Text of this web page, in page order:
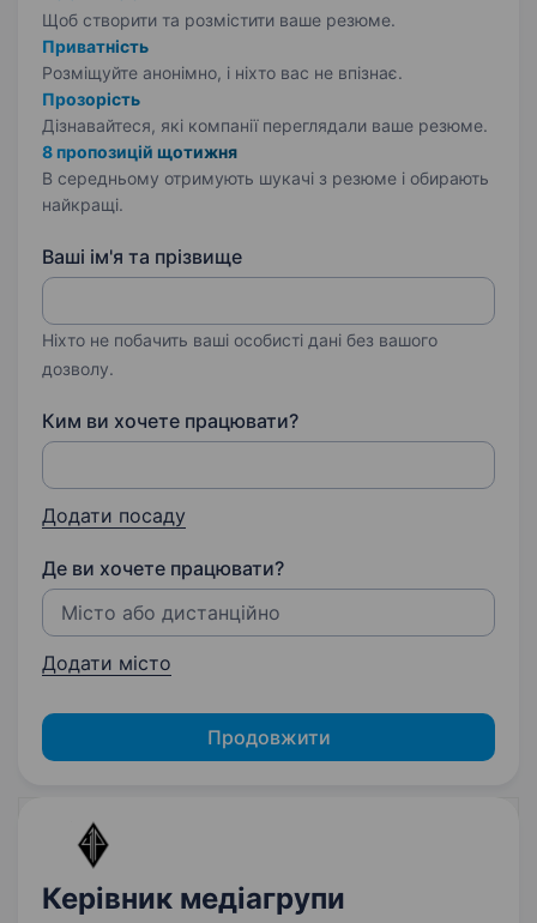
Щоб створити та розмістити ваше резюме.
Приватність
Розміщуйте анонімно, і ніхто вас не впізнає.
Прозорість
Дізнавайтеся, які компанії переглядали ваше резюме.
8 пропозицій щотижня
В середньому отримують шукачі з резюме і обирають
найкращі.
Ваші ім'я та прізвище
Ніхто не побачить ваші особисті дані без вашого
дозволу.
Ким ви хочете працювати?
Додати посаду
Де ви хочете працювати?
Додати місто
Продовжити
Керівник медіагрупи